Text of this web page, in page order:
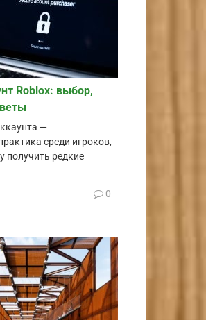
Roblox: выбор,
—
среди игроков,
получить редкие
0